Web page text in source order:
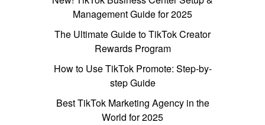
Management Guide for 2025
The Ultimate Guide to TikTok Creator
Rewards Program
How to Use TikTok Promote: Step-by-
step Guide
Best TikTok Marketing Agency in the
World for 2025